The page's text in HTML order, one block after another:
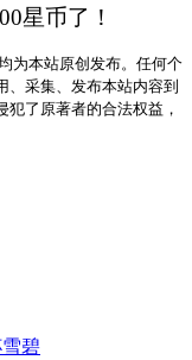
星币了！
为本站原创发布。任何个
、采集、发布本站内容到
了原著者的合法权益，
碧